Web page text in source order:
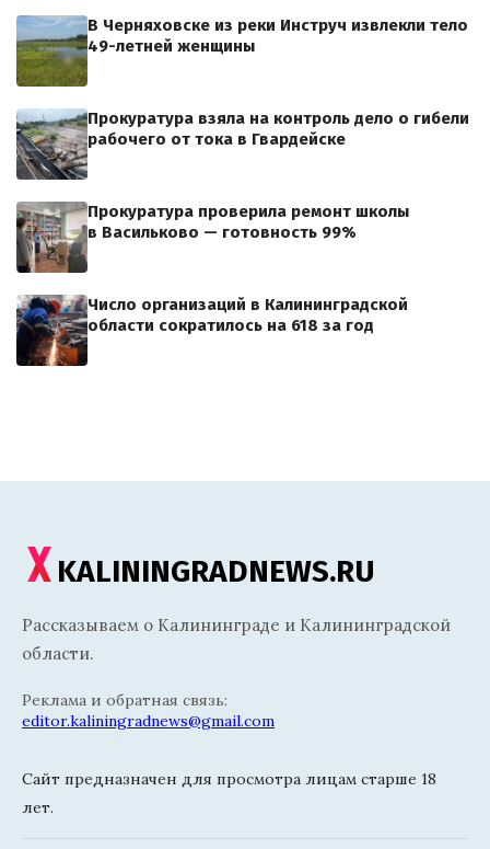
В Черняховске из реки Инструч извлекли тело
49-летней женщины
Прокуратура взяла на контроль дело о гибели
рабочего от тока в Гвардейске
Прокуратура проверила ремонт школы
в Васильково — готовность 99%
Число организаций в Калининградской
области сократилось на 618 за год
KALININGRADNEWS.RU
Рассказываем о Калининграде и Калининградской
области.
Реклама и обратная связь:
editor.kaliningradnews@gmail.com
Сайт предназначен для просмотра лицам старше 18
лет.